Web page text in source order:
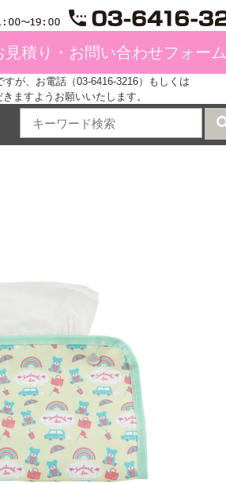
見積り・お問い合わせフォーム
が、お電話（03-6416-3216）もしくは
ますようお願いいたします。